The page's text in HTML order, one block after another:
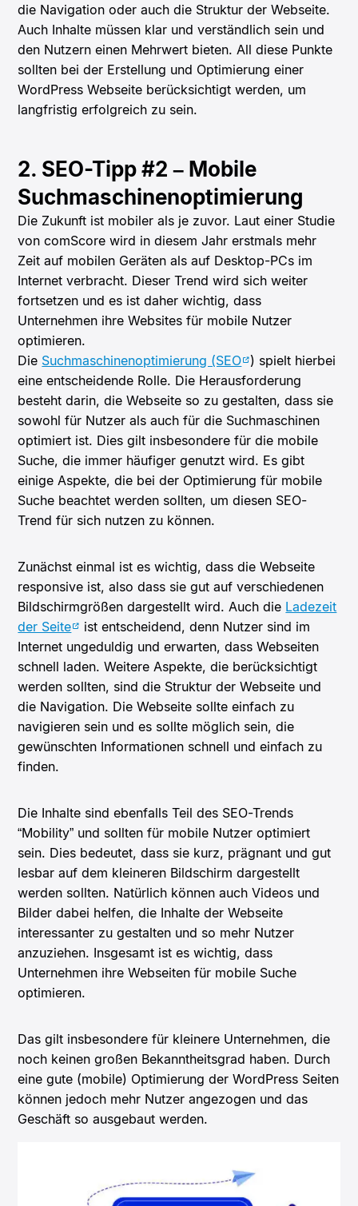
die Navigation oder auch die Struktur der Webseite.
Auch Inhalte müssen klar und verständlich sein und
den Nutzern einen Mehrwert bieten. All diese Punkte
sollten bei der Erstellung und Optimierung einer
WordPress Webseite berücksichtigt werden, um
langfristig erfolgreich zu sein.
2. SEO-Tipp #2 – Mobile
Suchmaschinenoptimierung
Die Zukunft ist mobiler als je zuvor. Laut einer Studie
von comScore wird in diesem Jahr erstmals mehr
Zeit auf mobilen Geräten als auf Desktop-PCs im
Internet verbracht. Dieser Trend wird sich weiter
fortsetzen und es ist daher wichtig, dass
Unternehmen ihre Websites für mobile Nutzer
optimieren.
Die Suchmaschinenoptimierung (SEO ) spielt hierbei
eine entscheidende Rolle. Die Herausforderung
besteht darin, die Webseite so zu gestalten, dass sie
sowohl für Nutzer als auch für die Suchmaschinen
optimiert ist. Dies gilt insbesondere für die mobile
Suche, die immer häufiger genutzt wird. Es gibt
einige Aspekte, die bei der Optimierung für mobile
Suche beachtet werden sollten, um diesen SEO-
Trend für sich nutzen zu können.
Zunächst einmal ist es wichtig, dass die Webseite
responsive ist, also dass sie gut auf verschiedenen
Bildschirmgrößen dargestellt wird. Auch die Ladezeit
der Seite
ist entscheidend, denn Nutzer sind im
Internet ungeduldig und erwarten, dass Webseiten
schnell laden. Weitere Aspekte, die berücksichtigt
werden sollten, sind die Struktur der Webseite und
die Navigation. Die Webseite sollte einfach zu
navigieren sein und es sollte möglich sein, die
gewünschten Informationen schnell und einfach zu
finden.
Die Inhalte sind ebenfalls Teil des SEO-Trends
“Mobility” und sollten für mobile Nutzer optimiert
sein. Dies bedeutet, dass sie kurz, prägnant und gut
lesbar auf dem kleineren Bildschirm dargestellt
werden sollten. Natürlich können auch Videos und
Bilder dabei helfen, die Inhalte der Webseite
interessanter zu gestalten und so mehr Nutzer
anzuziehen. Insgesamt ist es wichtig, dass
Unternehmen ihre Webseiten für mobile Suche
optimieren.
Das gilt insbesondere für kleinere Unternehmen, die
noch keinen großen Bekanntheitsgrad haben. Durch
eine gute (mobile) Optimierung der WordPress Seiten
können jedoch mehr Nutzer angezogen und das
Geschäft so ausgebaut werden.